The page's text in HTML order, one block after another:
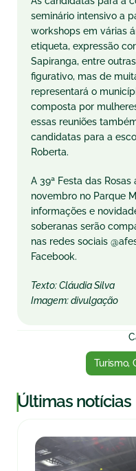
seminário intensivo a
workshops em várias
etiqueta, expressão
Sapiranga, entre
figurativo, mas de
representará o
composta por
essas reuniões
candidatas para a
Roberta.
A 39ª Festa das
novembro no Parque
informações e
soberanas serão
nas redes sociais
Facebook.
Texto: Cláudia Silva
Imagem: divulgação
Turismo,
|Últimas notícias